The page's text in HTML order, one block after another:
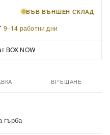
ВЪВ ВЪНШЕН СКЛАД
·9–14 работни дни
BOX NOW
ВРЪЩАНЕ
гърба